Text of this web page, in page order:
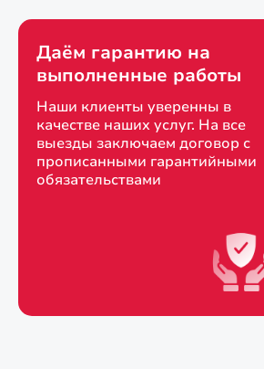
Даём гарантию на
выполненные работы
Наши клиенты уверенны в
качестве наших услуг. На все
выезды заключаем договор с
прописанными гарантийными
обязательствами